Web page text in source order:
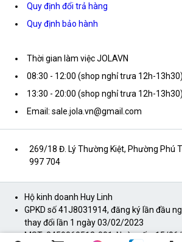
Quy định đổi trả hàng
Quy định bảo hành
Thời gian làm việc JOLAVN
08:30 - 12:00 (shop nghỉ trưa 12h-13h30)
13:30 - 20:00 (shop nghỉ trưa 12h-13h30)
Email: sale.jola.vn@gmail.com
269/18 Đ. Lý Thường Kiệt, Phường Phú
997 704
Hộ kinh doanh Huy Linh
GPKD số 41J8031914, đăng ký lần đầu
thay đổi lần 1 ngày 03/02/2023
MST: 8459060512-001, Ngày cấp: 15/